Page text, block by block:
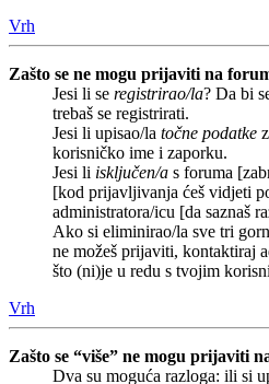
Vrh
Zašto se ne mogu prijaviti na
Jesi li se registrirao/la? Da bi
trebaš se registrirati.
Jesi li upisao/la točne podatke
korisničko ime i zaporku.
Jesi li isključen/a s foruma
[kod prijavljivanja ćeš vidjeti
administratora/icu [da saznaš
Ako si eliminirao/la sve tri
ne možeš prijaviti, kontaktiraj
što (ni)je u redu s tvojim
Vrh
Zašto se “više” ne mogu prijaviti
Dva su moguća razloga: ili si